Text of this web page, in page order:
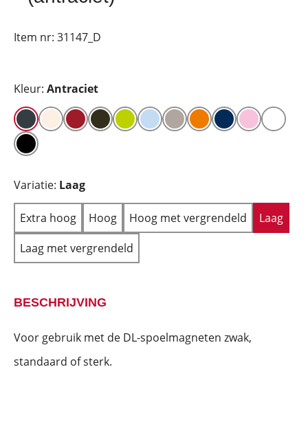
Item nr: 31147_D
Kleur: Antraciet
Variatie: Laag
Extra hoog Hoog Hoog met vergrendeld
Laag
Laag met vergrendeld
BESCHRIJVING
Voor gebruik met de DL-spoelmagneten zwak,
standaard of sterk.